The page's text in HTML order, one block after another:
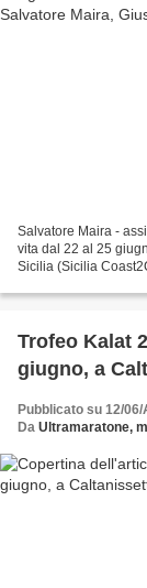
Salvatore Maira -
vita dal 22 al 25
Sicilia (Sicilia
Trofeo Kalat
giugno, a
Pubblicato su 12/06/
Da Ultramaratone,